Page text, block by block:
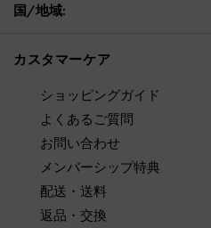
国/地域:
カスタマーケア
ショッピングガイド
よくあるご質問
お問い合わせ
メンバーシップ特典
配送・送料
返品・交換